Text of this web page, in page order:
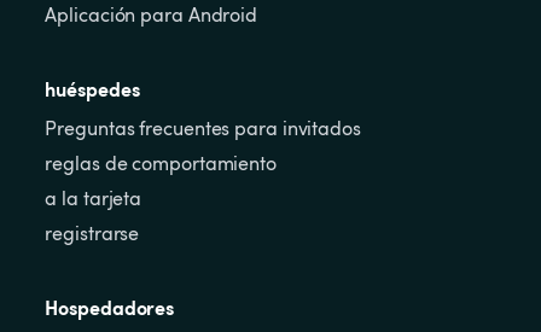
Aplicación para Android
huéspedes
Preguntas frecuentes para invitados
reglas de comportamiento
a la tarjeta
registrarse
Hospedadores